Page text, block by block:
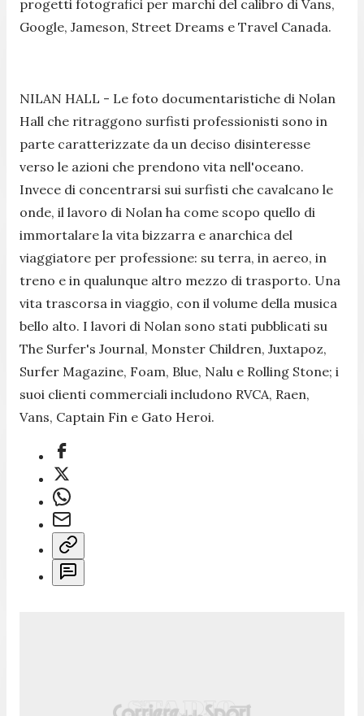
progetti fotografici per marchi del calibro di Vans,
Google, Jameson, Street Dreams e Travel Canada.
NILAN HALL - Le foto documentaristiche di Nolan
Hall che ritraggono surfisti professionisti sono in
parte caratterizzate da un deciso disinteresse
verso le azioni che prendono vita nell'oceano.
Invece di concentrarsi sui surfisti che cavalcano le
onde, il lavoro di Nolan ha come scopo quello di
immortalare la vita bizzarra e anarchica del
viaggiatore per professione: su terra, in aereo, in
treno e in qualunque altro mezzo di trasporto. Una
vita trascorsa in viaggio, con il volume della musica
bello alto. I lavori di Nolan sono stati pubblicati su
The Surfer's Journal, Monster Children, Juxtapoz,
Surfer Magazine, Foam, Blue, Nalu e Rolling Stone; i
suoi clienti commerciali includono RVCA, Raen,
Vans, Captain Fin e Gato Heroi.